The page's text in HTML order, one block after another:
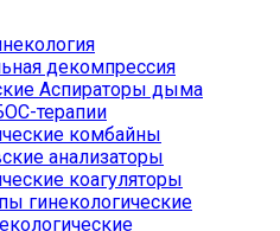
декомпрессия
Аспираторы дыма
терапии
комбайны
анализаторы
коагуляторы
гинекологические